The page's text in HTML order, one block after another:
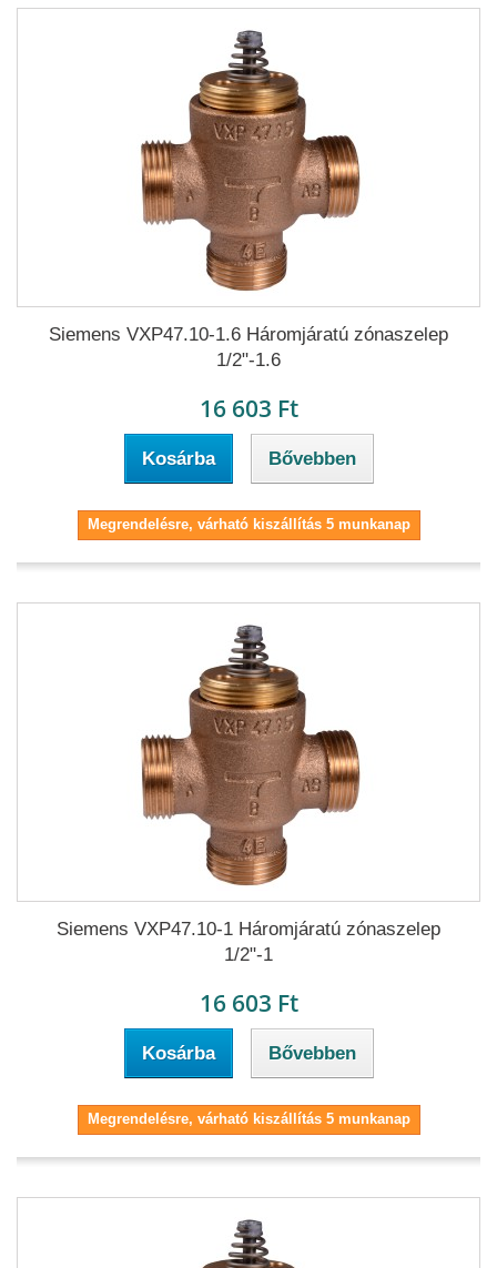
Siemens VXP47.10-1.6 Háromjáratú zónaszelep
1/2"-1.6
16 603 Ft
Kosárba Bővebben
Megrendelésre, várható kiszállítás 5 munkanap
Siemens VXP47.10-1 Háromjáratú zónaszelep
1/2"-1
16 603 Ft
Kosárba Bővebben
Megrendelésre, várható kiszállítás 5 munkanap